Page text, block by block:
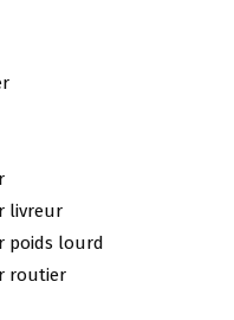
livreur
poids lourd
routier